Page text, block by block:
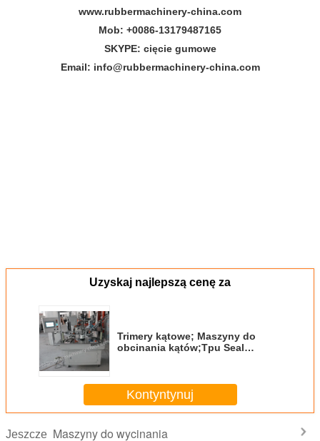
www.rubbermachinery-china.com
Mob: +0086-13179487165
SKYPE: cięcie gumowe
Email: info@rubbermachinery-china.com
Uzyskaj najlepszą cenę za
Trimery kątowe; Maszyny do
obcinania kątów;Tpu Seal
Kontyntynuj
Jeszcze Maszyny do wycinania